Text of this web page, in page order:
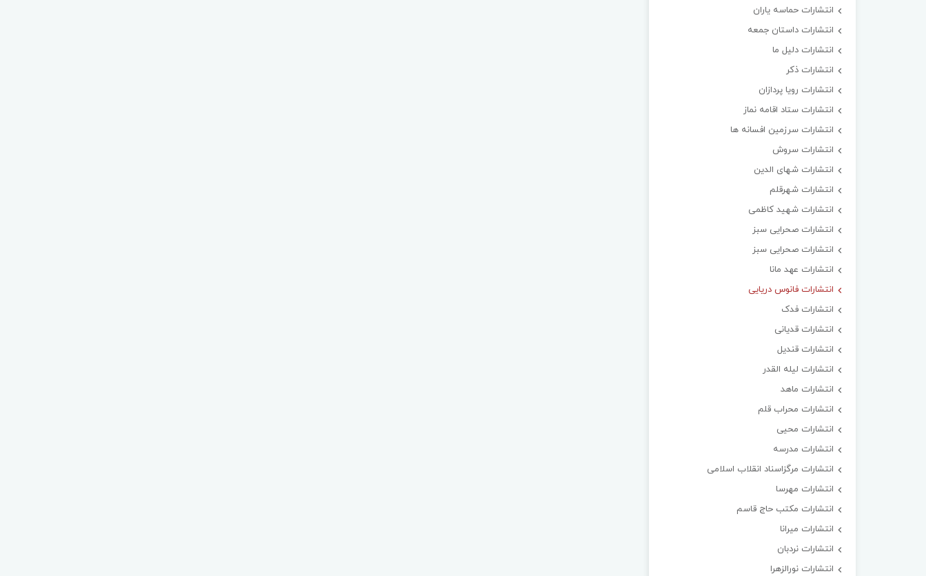
انتشارات حماسه یاران
انتشارات داستان جمعه
انتشارات دلیل ما
انتشارات ذکر
انتشارات رویا پردازان
انتشارات ستاد اقامه نماز
انتشارات سرزمین افسانه ها
انتشارات سروش
انتشارات شهای الدین
انتشارات شهرقلم
انتشارات شهید کاظمی
انتشارات صحرایی سبز
انتشارات صحرایی سبز
انتشارات عهد مانا
انتشارات فانوس دریایی
انتشارات فدک
انتشارات قدیانی
انتشارات قندیل
انتشارات لیله القدر
انتشارات ماهد
انتشارات محراب قلم
انتشارات محیی
انتشارات مدرسه
انتشارات مرگزاسناد انقلاب اسلامی
انتشارات مهرسا
انتشارات مکتب حاج قاسم
انتشارات میرانا
انتشارات نردبان
انتشارات نورالزهرا